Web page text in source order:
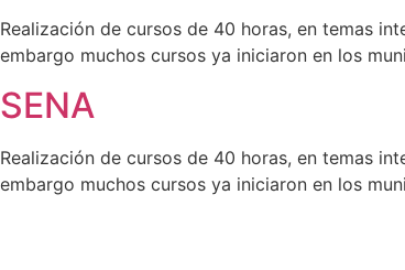
Realización de cursos de 40 horas, en temas
embargo muchos cursos ya iniciaron en los
SENA
Realización de cursos de 40 horas, en temas
embargo muchos cursos ya iniciaron en los